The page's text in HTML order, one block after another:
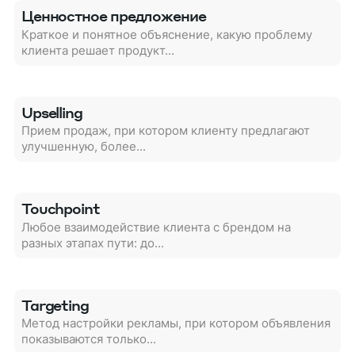
Ценностное предложение
Краткое и понятное объяснение, какую проблему
клиента решает продукт...
Upselling
Прием продаж, при котором клиенту предлагают
улучшенную, более...
Touchpoint
Любое взаимодействие клиента с брендом на
разных этапах пути: до...
Targeting
Метод настройки рекламы, при котором объявления
показываются только...